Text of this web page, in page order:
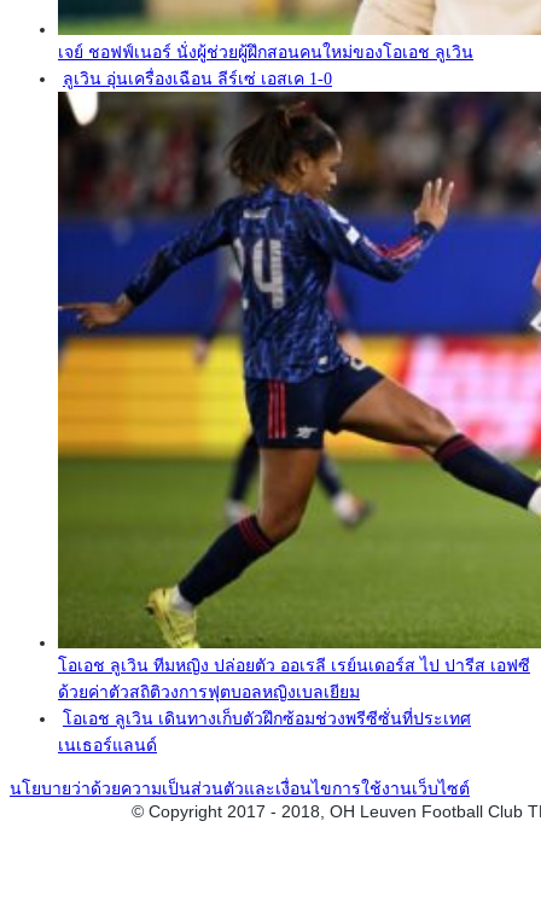
เจย์ ชอฟฟ์เนอร์ นั่งผู้ช่วยผู้ฝึกสอนคนใหม่ของโอเอช ลูเวิน
ลูเวิน อุ่นเครื่องเฉือน ลีร์เซ่ เอสเค 1-0
โอเอช ลูเวิน ทีมหญิง ปล่อยตัว ออเรลี เรย์นเดอร์ส ไป ปารีส เอฟซี
ด้วยค่าตัวสถิติวงการฟุตบอลหญิงเบลเยียม
โอเอช ลูเวิน เดินทางเก็บตัวฝึกซ้อมช่วงพรีซีซั่นที่ประเทศ
เนเธอร์แลนด์
นโยบายว่าด้วยความเป็นส่วนตัวและเงื่อนไขการใช้งานเว็บไซต์
© Copyright 2017 - 2018, OH Leuven Football Club